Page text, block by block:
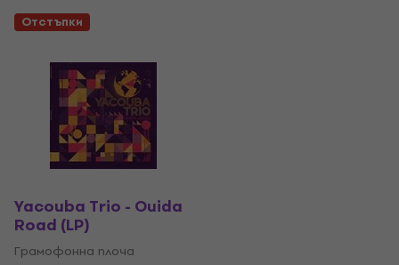
Отстъпки
Yacouba Trio - Ouida
Road (LP)
Грамофонна плоча